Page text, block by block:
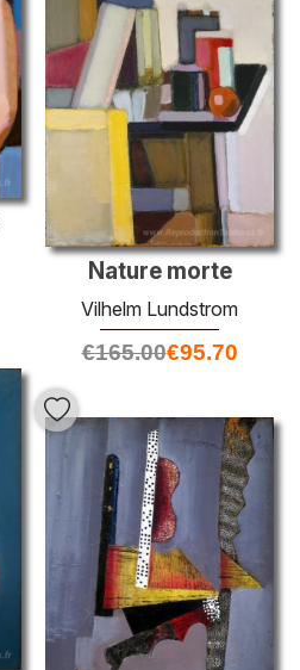
Nature morte
Vilhelm Lundstrom
€165.00€95.70